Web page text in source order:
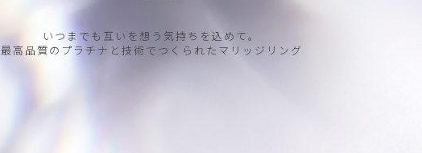
いつまでも互いを想う気持ちを込めて。
最高品質のプラチナと技術でつくられたマリッジリング